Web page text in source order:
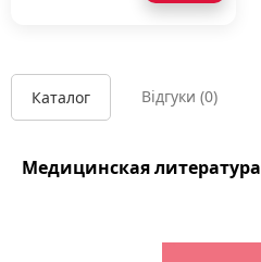
Каталог Відгуки (0)
Медицинская литература